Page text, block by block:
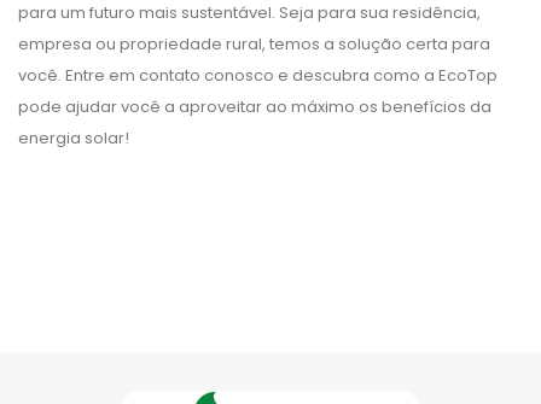
para um futuro mais sustentável. Seja para sua residência,
empresa ou propriedade rural, temos a solução certa para
você. Entre em contato conosco e descubra como a EcoTop
pode ajudar você a aproveitar ao máximo os benefícios da
energia solar!